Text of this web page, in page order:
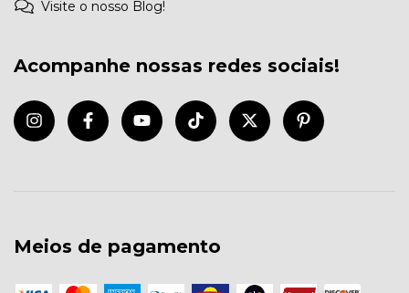
Visite o nosso Blog!
Acompanhe nossas redes sociais!
Meios de pagamento